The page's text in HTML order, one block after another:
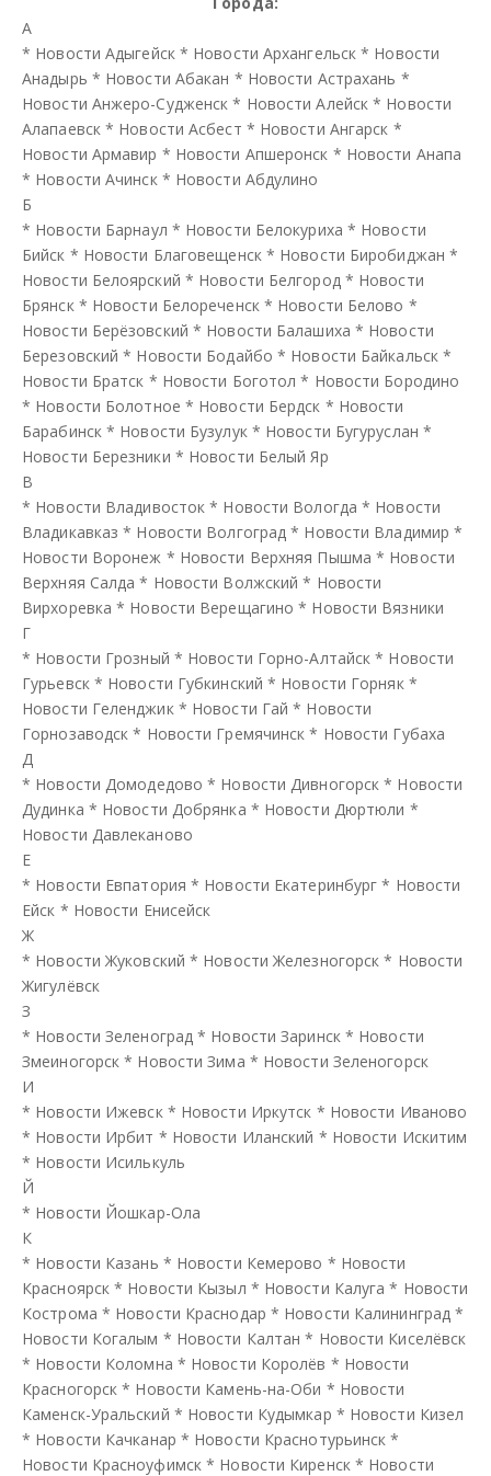
А
* Новости Адыгейск * Новости Архангельск * Новости
Анадырь * Новости Абакан * Новости Астрахань *
Новости Анжеро-Судженск * Новости Алейск * Новости
Алапаевск * Новости Асбест * Новости Ангарск *
Новости Армавир * Новости Апшеронск * Новости Анапа
* Новости Ачинск * Новости Абдулино
Б
* Новости Барнаул * Новости Белокуриха * Новости
Бийск * Новости Благовещенск * Новости Биробиджан *
Новости Белоярский * Новости Белгород * Новости
Брянск * Новости Белореченск * Новости Белово *
Новости Берёзовский * Новости Балашиха * Новости
Березовский * Новости Бодайбо * Новости Байкальск *
Новости Братск * Новости Боготол * Новости Бородино
* Новости Болотное * Новости Бердск * Новости
Барабинск * Новости Бузулук * Новости Бугуруслан *
Новости Березники * Новости Белый Яр
В
* Новости Владивосток * Новости Вологда * Новости
Владикавказ * Новости Волгоград * Новости Владимир *
Новости Воронеж * Новости Верхняя Пышма * Новости
Верхняя Салда * Новости Волжский * Новости
Вирхоревка * Новости Верещагино * Новости Вязники
Г
* Новости Грозный * Новости Горно-Алтайск * Новости
Гурьевск * Новости Губкинский * Новости Горняк *
Новости Геленджик * Новости Гай * Новости
Горнозаводск * Новости Гремячинск * Новости Губаха
Д
* Новости Домодедово * Новости Дивногорск * Новости
Дудинка * Новости Добрянка * Новости Дюртюли *
Новости Давлеканово
Е
* Новости Евпатория * Новости Екатеринбург * Новости
Ейск * Новости Енисейск
Ж
* Новости Жуковский * Новости Железногорск * Новости
Жигулёвск
З
* Новости Зеленоград * Новости Заринск * Новости
Змеиногорск * Новости Зима * Новости Зеленогорск
И
* Новости Ижевск * Новости Иркутск * Новости Иваново
* Новости Ирбит * Новости Иланский * Новости Искитим
* Новости Исилькуль
Й
* Новости Йошкар-Ола
К
* Новости Казань * Новости Кемерово * Новости
Красноярск * Новости Кызыл * Новости Калуга * Новости
Кострома * Новости Краснодар * Новости Калининград *
Новости Когалым * Новости Калтан * Новости Киселёвск
* Новости Коломна * Новости Королёв * Новости
Красногорск * Новости Камень-на-Оби * Новости
Каменск-Уральский * Новости Кудымкар * Новости Кизел
* Новости Качканар * Новости Краснотурьинск *
Новости Красноуфимск * Новости Киренск * Новости